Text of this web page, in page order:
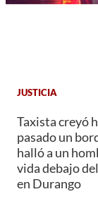
JUSTICIA
Taxista creyó
pasado un
halló a un
vida debajo
en Durango